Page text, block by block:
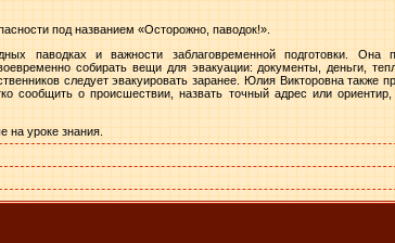
под названием «Осторожно, паводок!».
паводках и важности заблаговременной подготовки. Она
собирать вещи для эвакуации: документы, деньги,
следует эвакуировать заранее. Юлия Викторовна также
сообщить о происшествии, назвать точный адрес или ориентир,
на уроке знания.